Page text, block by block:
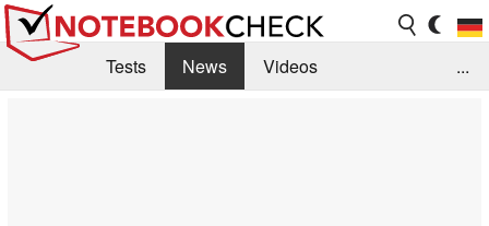
Tests News
Videos
...